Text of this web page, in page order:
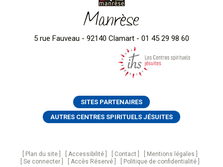
Manrèse
5 rue Fauveau - 92140 Clamart - 01 45 29 98 60
SITES PARTENAIRES
AUTRES CENTRES SPIRITUELS JÉSUITES
Plan du site Accessibilité Contact
Mentions légales
Se connecter
Accès Réservé Politique de confidentialité